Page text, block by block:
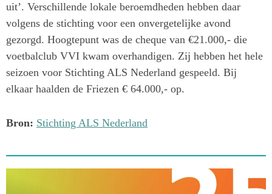
uit’. Verschillende lokale beroemdheden hebben daar
volgens de stichting voor een onvergetelijke avond
gezorgd. Hoogtepunt was de cheque van €21.000,- die
voetbalclub VVI kwam overhandigen. Zij hebben het hele
seizoen voor Stichting ALS Nederland gespeeld. Bij
elkaar haalden de Friezen € 64.000,- op.
Bron: Stichting ALS Nederland